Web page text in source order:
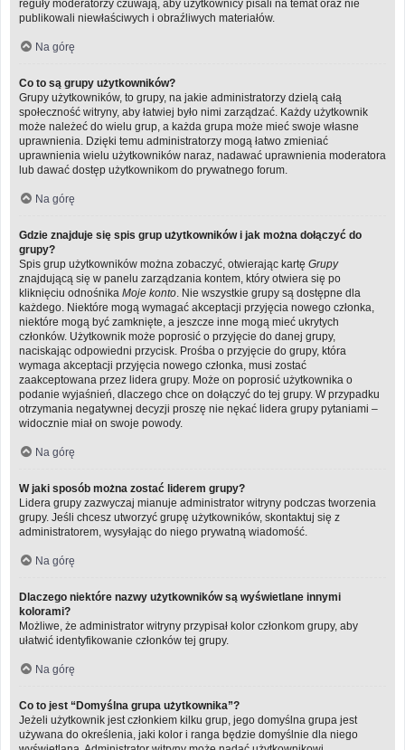
reguły moderatorzy czuwają, aby użytkownicy pisali na temat oraz nie
publikowali niewłaściwych i obraźliwych materiałów.
Na górę
Co to są grupy użytkowników?
Grupy użytkowników, to grupy, na jakie administratorzy dzielą całą
społeczność witryny, aby łatwiej było nimi zarządzać. Każdy użytkownik
może należeć do wielu grup, a każda grupa może mieć swoje własne
uprawnienia. Dzięki temu administratorzy mogą łatwo zmieniać
uprawnienia wielu użytkowników naraz, nadawać uprawnienia moderatora
lub dawać dostęp użytkownikom do prywatnego forum.
Na górę
Gdzie znajduje się spis grup użytkowników i jak można dołączyć do
grupy?
Spis grup użytkowników można zobaczyć, otwierając kartę Grupy
znajdującą się w panelu zarządzania kontem, który otwiera się po
kliknięciu odnośnika Moje konto . Nie wszystkie grupy są dostępne dla
każdego. Niektóre mogą wymagać akceptacji przyjęcia nowego członka,
niektóre mogą być zamknięte, a jeszcze inne mogą mieć ukrytych
członków. Użytkownik może poprosić o przyjęcie do danej grupy,
naciskając odpowiedni przycisk. Prośba o przyjęcie do grupy, która
wymaga akceptacji przyjęcia nowego członka, musi zostać
zaakceptowana przez lidera grupy. Może on poprosić użytkownika o
podanie wyjaśnień, dlaczego chce on dołączyć do tej grupy. W przypadku
otrzymania negatywnej decyzji proszę nie nękać lidera grupy pytaniami –
widocznie miał on swoje powody.
Na górę
W jaki sposób można zostać liderem grupy?
Lidera grupy zazwyczaj mianuje administrator witryny podczas tworzenia
grupy. Jeśli chcesz utworzyć grupę użytkowników, skontaktuj się z
administratorem, wysyłając do niego prywatną wiadomość.
Na górę
Dlaczego niektóre nazwy użytkowników są wyświetlane innymi
kolorami?
Możliwe, że administrator witryny przypisał kolor członkom grupy, aby
ułatwić identyfikowanie członków tej grupy.
Na górę
Co to jest “Domyślna grupa użytkownika”?
Jeżeli użytkownik jest członkiem kilku grup, jego domyślna grupa jest
używana do określenia, jaki kolor i ranga będzie domyślnie dla niego